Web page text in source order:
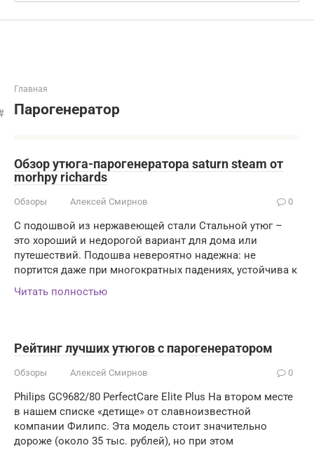
Главная
Парогенератор
Обзор утюга-парогенератора saturn steam от
morhpy richards
Обзоры Алексей Смирнов 0
С подошвой из нержавеющей стали Стальной утюг –
это хороший и недорогой вариант для дома или
путешествий. Подошва невероятно надежна: не
портится даже при многократных падениях, устойчива к
Читать полностью
Рейтинг лучших утюгов с парогенератором
Обзоры Алексей Смирнов 0
Philips GC9682/80 PerfectCare Elite Plus На втором месте
в нашем списке «детище» от славноизвестной
компании Филипс. Эта модель стоит значительно
дороже (около 35 тыс. рублей), но при этом